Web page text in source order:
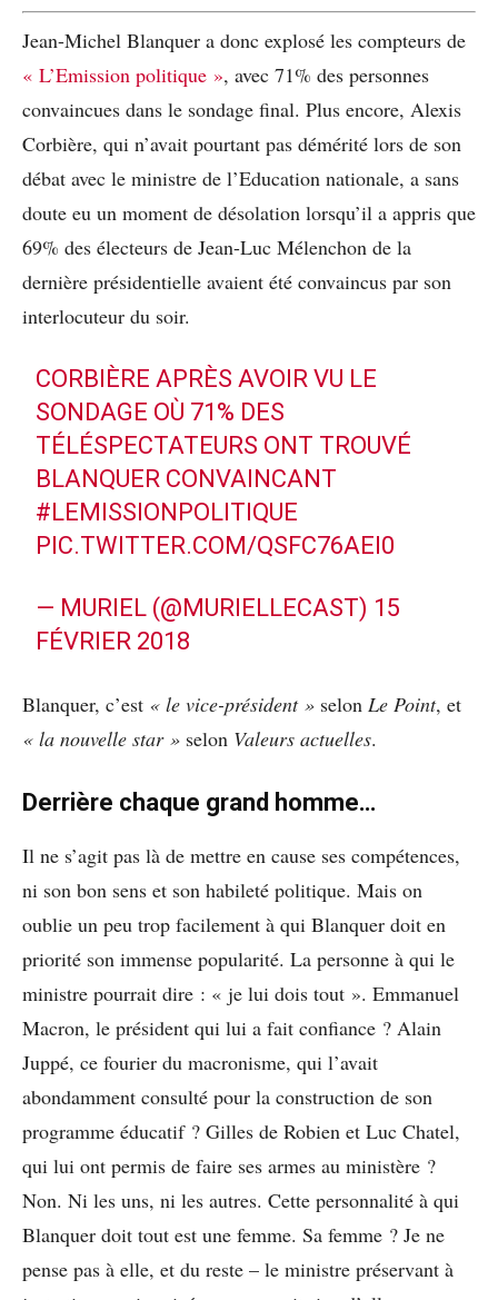
Jean-Michel Blanquer a donc explosé les compteurs de
« L’Emission politique », avec 71% des personnes
convaincues dans le sondage final. Plus encore, Alexis
Corbière, qui n’avait pourtant pas démérité lors de son
débat avec le ministre de l’Education nationale, a sans
doute eu un moment de désolation lorsqu’il a appris que
69% des électeurs de Jean-Luc Mélenchon de la
dernière présidentielle avaient été convaincus par son
interlocuteur du soir.
CORBIÈRE APRÈS AVOIR VU LE
SONDAGE OÙ 71% DES
TÉLÉSPECTATEURS ONT TROUVÉ
BLANQUER CONVAINCANT
#LEMISSIONPOLITIQUE
PIC.TWITTER.COM/QSFC76AEI0
— MURIEL (@MURIELLECAST) 15
FÉVRIER 2018
Blanquer, c’est « le vice-président » selon Le Point, et
« la nouvelle star » selon Valeurs actuelles.
Derrière chaque grand homme…
Il ne s’agit pas là de mettre en cause ses compétences,
ni son bon sens et son habileté politique. Mais on
oublie un peu trop facilement à qui Blanquer doit en
priorité son immense popularité. La personne à qui le
ministre pourrait dire : « je lui dois tout ». Emmanuel
Macron, le président qui lui a fait confiance ? Alain
Juppé, ce fourier du macronisme, qui l’avait
abondamment consulté pour la construction de son
programme éducatif ? Gilles de Robien et Luc Chatel,
qui lui ont permis de faire ses armes au ministère ?
Non. Ni les uns, ni les autres. Cette personnalité à qui
Blanquer doit tout est une femme. Sa femme ? Je ne
pense pas à elle, et du reste – le ministre préservant à